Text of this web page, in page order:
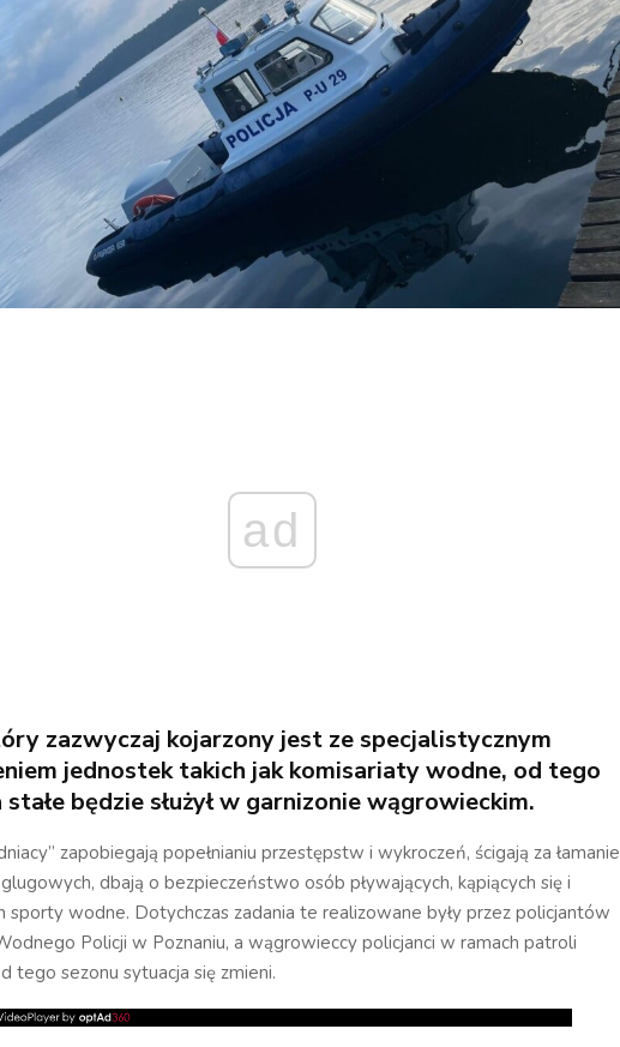
ad
zazwyczaj kojarzony jest ze specjalistycznym
jednostek takich jak komisariaty wodne, od tego
stałe będzie służył w garnizonie wągrowieckim.
zapobiegają popełnianiu przestępstw i wykroczeń, ścigają za łamanie
dbają o bezpieczeństwo osób pływających, kąpiących się i
sporty wodne. Dotychczas zadania te realizowane były przez policjantów
Policji w Poznaniu, a wągrowieccy policjanci w ramach patroli
tego sezonu sytuacja się zmieni.